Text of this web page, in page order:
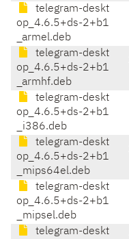
telegram-deskt
op_4.6.5+ds-2+b1
_armel.deb
telegram-deskt
op_4.6.5+ds-2+b1
_armhf.deb
telegram-deskt
op_4.6.5+ds-2+b1
_i386.deb
telegram-deskt
op_4.6.5+ds-2+b1
_mips64el.deb
telegram-deskt
op_4.6.5+ds-2+b1
_mipsel.deb
telegram-deskt